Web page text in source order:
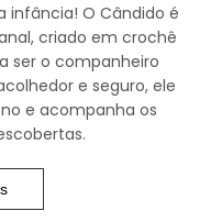
infância! O Cândido é
criado em crochê
ser o companheiro
e seguro, ele
e acompanha os